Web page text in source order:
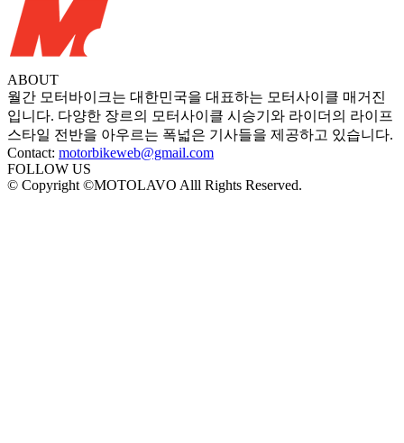
ABOUT
월간 모터바이크는 대한민국을 대표하는 모터사이클 매거진
입니다. 다양한 장르의 모터사이클 시승기와 라이더의 라이프
스타일 전반을 아우르는 폭넓은 기사들을 제공하고 있습니다.
Contact: motorbikeweb@gmail.com
FOLLOW US
© Copyright ©MOTOLAVO Alll Rights Reserved.